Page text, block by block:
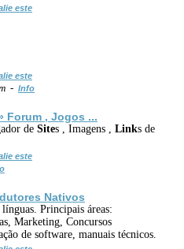
este
este
- Info
Forum , Jogos ...
de Sites , Imagens , Links de
este
Nativos
Principais áreas:
Marketing, Concursos
de software, manuais técnicos.